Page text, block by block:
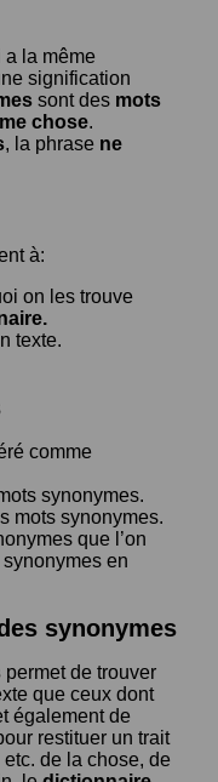
a la même
signification
sont des mots
chose.
, la phrase ne
à:
on les trouve
texte.
comme
synonymes.
mots synonymes.
que l’on
en
synonymes
permet de trouver
que ceux dont
également de
restituer un trait
de la chose, de